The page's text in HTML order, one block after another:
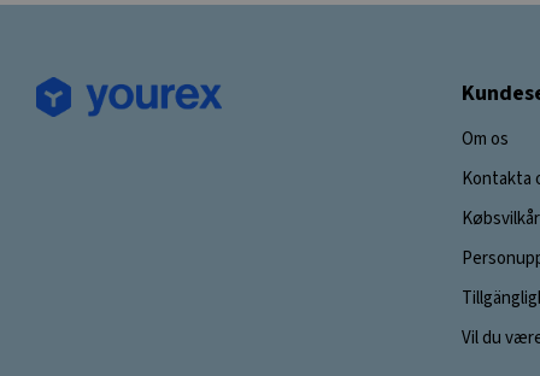
Om os
Kontakta
Købsvilkår
Vil du